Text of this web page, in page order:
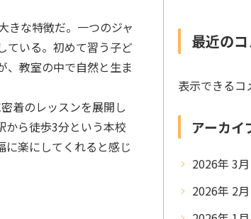
きな特徴だ。一つのジャ
ている。初めて習う子ど
、教室の中で自然と生ま
着のレッスンを展開し
から徒歩3分という本校
楽にしてくれると感じ
最近の
表示できるコ
アーカイ
2026年 3月
2026年 2月